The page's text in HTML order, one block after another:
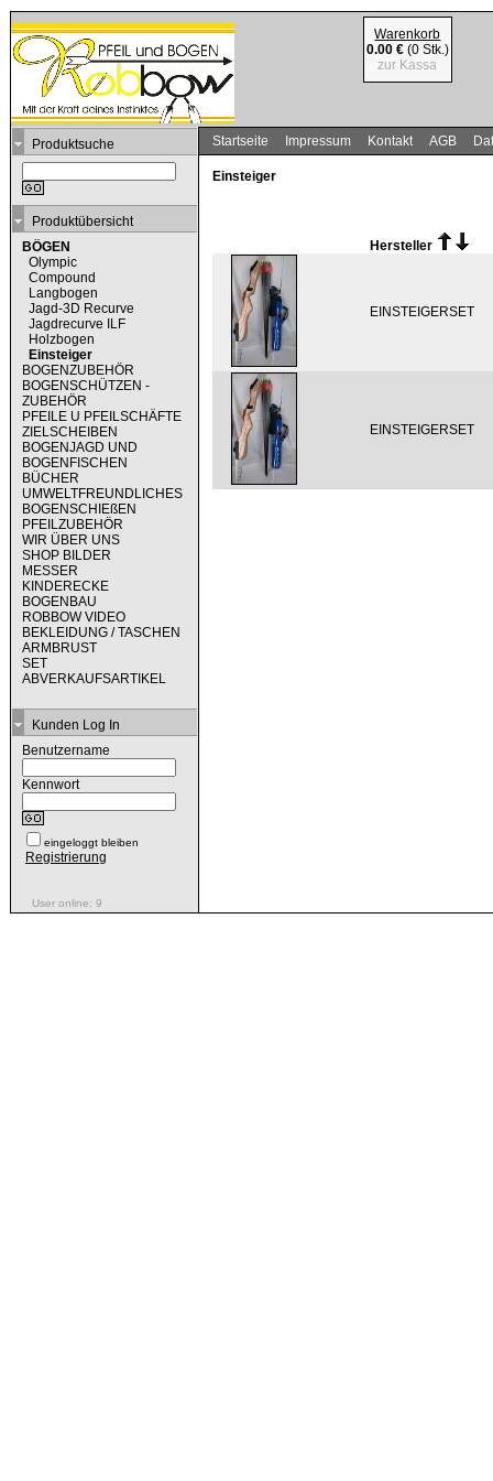
Warenkorb
0.00 € (0 Stk.)
zur Kassa
Produktsuche
Produktübersicht
BÖGEN
Olympic
Compound
Langbogen
Jagd-3D Recurve
Jagdrecurve ILF
Holzbogen
Einsteiger
BOGENZUBEHÖR
BOGENSCHÜTZEN -
ZUBEHÖR
PFEILE U PFEILSCHÄFTE
ZIELSCHEIBEN
BOGENJAGD UND
BOGENFISCHEN
BÜCHER
UMWELTFREUNDLICHES
BOGENSCHIEßEN
PFEILZUBEHÖR
WIR ÜBER UNS
SHOP BILDER
MESSER
KINDERECKE
BOGENBAU
ROBBOW VIDEO
BEKLEIDUNG / TASCHEN
ARMBRUST
SET
ABVERKAUFSARTIKEL
Kunden Log In
Benutzername
Kennwort
eingeloggt bleiben
Registrierung
User online: 9
Startseite Impressum Kontakt AGB
Einsteiger
Hersteller
EINSTEIGERSET
EINSTEIGERSET